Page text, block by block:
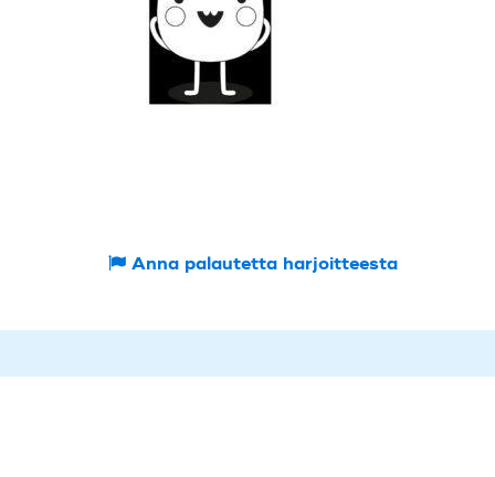
Anna palautetta harjoitteesta